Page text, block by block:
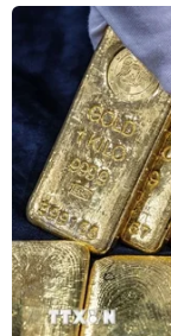
tòa) với các
phép chất ma
quân dụng
Dự kiến,
kết thúc vào